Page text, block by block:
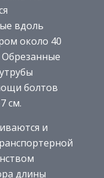
вдоль
около 40
болтов
см.
и
длины